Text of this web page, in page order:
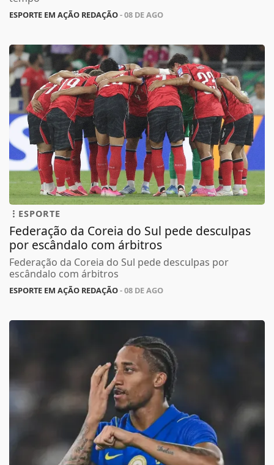
ESPORTE EM AÇÃO REDAÇÃO- 08 DE AGO
ESPORTE
Federação da Coreia do Sul pede desculpas
por escândalo com árbitros
Federação da Coreia do Sul pede desculpas por
escândalo com árbitros
ESPORTE EM AÇÃO REDAÇÃO- 08 DE AGO